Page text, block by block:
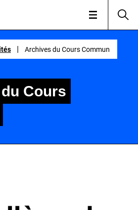
| Archives du Cours Commun
| Archives du Cours Commun
Cours